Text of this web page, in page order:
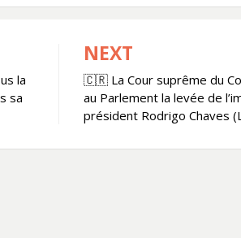
la
sa
NEXT
🇨🇷 La Cour suprême du
au Parlement la levée de
président Rodrigo Chaves